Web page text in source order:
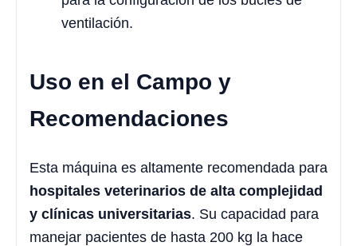
ventilación.
Uso en el Campo y
Recomendaciones
Esta máquina es altamente recomendada para
hospitales veterinarios de alta complejidad
y clínicas universitarias. Su capacidad para
manejar pacientes de hasta 200 kg la hace